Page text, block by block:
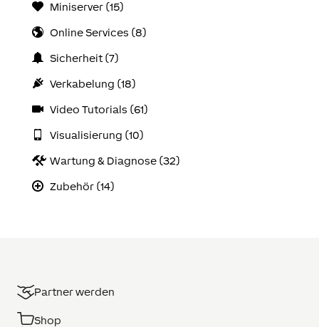
Miniserver (15)
Online Services (8)
Sicherheit (7)
Verkabelung (18)
Video Tutorials (61)
Visualisierung (10)
Wartung & Diagnose (32)
Zubehör (14)
Partner werden
Shop